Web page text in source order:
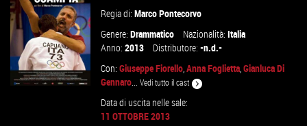
Regia di:Marco Pontecorvo
Genere:Drammatico Nazionalità:Italia
Anno:2013 Distributore:-n.d.-
Con:Giuseppe Fiorello,Anna Foglietta,Gianluca Di
Gennaro...Vedi tutto il cast
Data di uscita nelle sale:
11 OTTOBRE 2013